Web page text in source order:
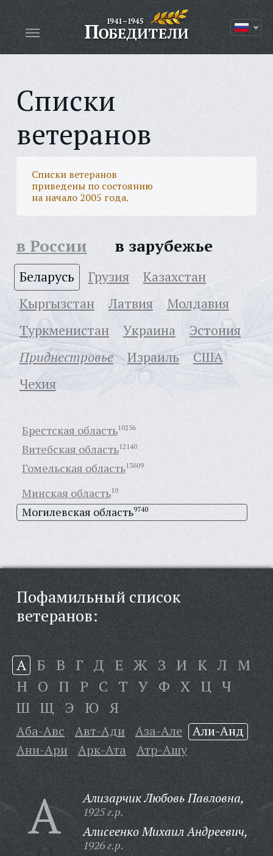
Списки
ветеранов
Списки ветеранов
приведены по состоянию
на начало 2005 года.
в России в зарубежье
Беларусь Грузия
Казахстан
Кыргызстан
Латвия
Молдавия
Туркменистан
Украина
Эстония
Приднестровье
Израиль
США
Чехия
Брестская область10256
Витебская область12140
Гомельская область13609
Минская область10
Могилевская область9740
Пофамильный список
ветеранов:
А Б В Г Д Е Ж З И К Л М
Н О П Р С Т У Ф Х Ц Ч
Ш Щ Э Ю Я
Аба-Авс Авт-Ади Аза-Але
Али-Анд
Ани-Ари
Арк-Ата Атр-Ашу
А Ализарчик Любовь Павловна,
1925 г.р.
Алисеенко Михаил Андреевич,
1926 г.р.